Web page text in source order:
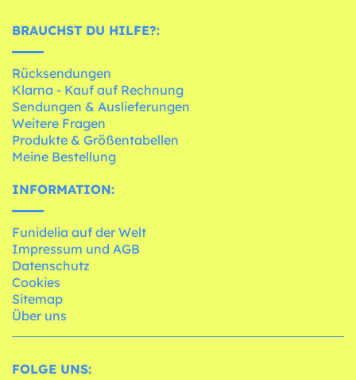
BRAUCHST DU HILFE?:
Rücksendungen
Klarna - Kauf auf Rechnung
Sendungen & Auslieferungen
Weitere Fragen
Produkte & Größentabellen
Meine Bestellung
INFORMATION:
Funidelia auf der Welt
Impressum und AGB
Datenschutz
Cookies
Sitemap
Über uns
FOLGE UNS: